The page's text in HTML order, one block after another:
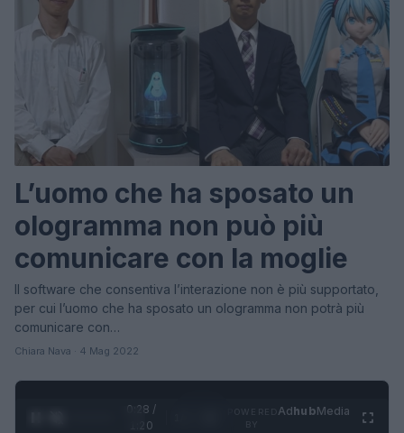
L’uomo che ha sposato un
ologramma non può più
comunicare con la moglie
Il software che consentiva l’interazione non è più supportato,
per cui l’uomo che ha sposato un ologramma non potrà più
comunicare con…
Chiara Nava · 4 Mag 2022
0:28 /
1:20
AdhubMedia